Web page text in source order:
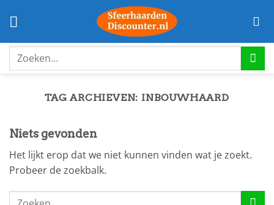
naar
Zoeken
TAG ARCHIEVEN: INBOUWHAARD
Niets gevonden
Het lijkt erop dat we niet kunnen vinden wat je zoekt.
Probeer de zoekbalk.